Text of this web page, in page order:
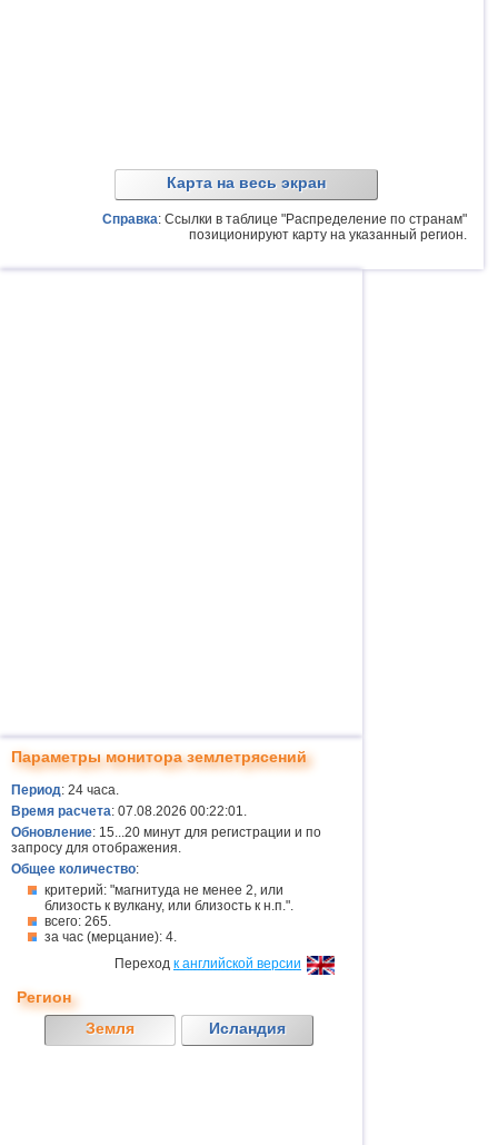
Карта на весь экран
Справка: Ссылки в таблице "Распределение по странам"
позиционируют карту на указанный регион.
Параметры монитора землетрясений
Период: 24 часа.
Время расчета: 07.08.2026 00:22:01.
Обновление: 15...20 минут для регистрации и по
запросу для отображения.
Общее количество:
критерий: "магнитуда не менее 2, или
близость к вулкану, или близость к н.п.".
всего: 265.
за час (мерцание): 4.
Переход к английской версии
Регион
Земля
Исландия